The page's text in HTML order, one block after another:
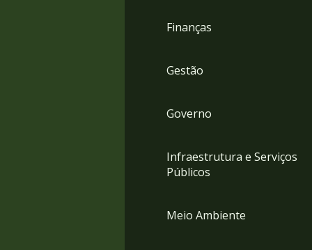
Finanças
Gestão
Governo
Infraestrutura e Serviços
Públicos
Meio Ambiente